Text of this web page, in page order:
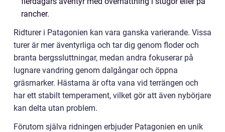
rancher.
Ridturer i Patagonien kan vara ganska varierande. Vissa
turer är mer äventyrliga och tar dig genom floder och
branta bergssluttningar, medan andra fokuserar på
lugnare vandring genom dalgångar och öppna
gräsmarker. Hästarna är ofta vana vid terrängen och
har ett stabilt temperament, vilket gör att även nybörjare
kan delta utan problem.
Förutom själva ridningen erbjuder Patagonien en unik